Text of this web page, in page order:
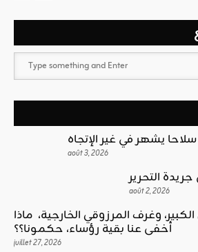
يشهر في غير الإتجاه
août 3, 2026
août 2, 2026
وغرف المرزوقي الخارجية، ماذا
أخفى عنا بقية رؤساء، حكمونا؟؟
juillet 27, 2026